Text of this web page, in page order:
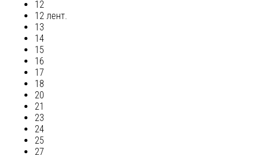
12
12 лент.
13
14
15
16
17
18
20
21
23
24
25
27